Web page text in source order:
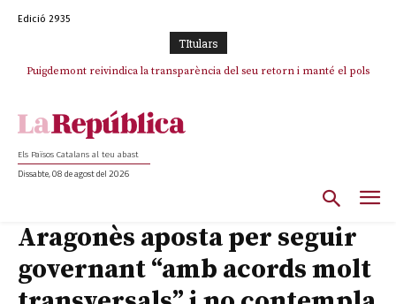
Edició 2935
TItulars
Puigdemont reivindica la transparència del seu retorn i manté el pols
Els Països Catalans al teu abast
Dissabte, 08 de agost del 2026
Aragonès aposta per seguir
governant “amb acords molt